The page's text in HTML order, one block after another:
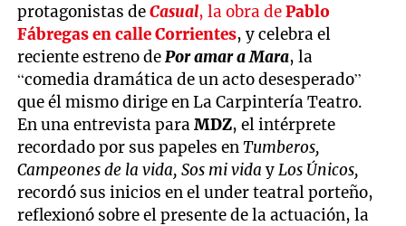
protagonistas deCasual, la obra dePablo
Fábregas en calle Corrientes, y celebra el
reciente estreno dePor amar a Mara, la
“comedia dramática de un acto desesperado”
que él mismo dirige en La Carpintería Teatro.
En una entrevista paraMDZ, el intérprete
recordado por sus papeles enTumberos,
Campeones de la vida, Sos mi vidayLos Únicos,
recordó sus inicios en el under teatral porteño,
reflexionó sobre el presente de la actuación, la